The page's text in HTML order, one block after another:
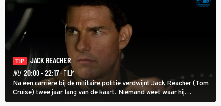
TIP
JACK REACHER
NU 20:00 - 22:17· FILM
Na een carrière bij de militaire politie verdwijnt Jack Reacher (Tom
Cruise) twee jaar lang van de kaart. Niemand weet waar hij
uithangt, totdat moordverdachte James Barr naar hem vraagt.